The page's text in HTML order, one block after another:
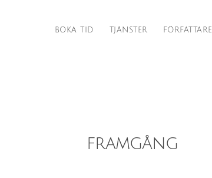
BOKA TID TJÄNSTER FÖRFATTARE
framgång